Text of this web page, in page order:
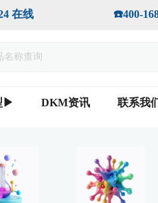
线                             ☎️400-
▶ DKM资讯 联系我